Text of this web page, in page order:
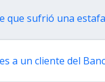
que sufrió una
a un cliente del